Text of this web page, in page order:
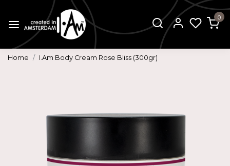
0
Home I.Am Body Cream Rose Bliss (300gr)